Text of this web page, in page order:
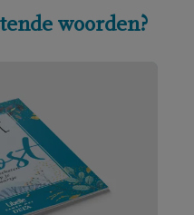
woorden?